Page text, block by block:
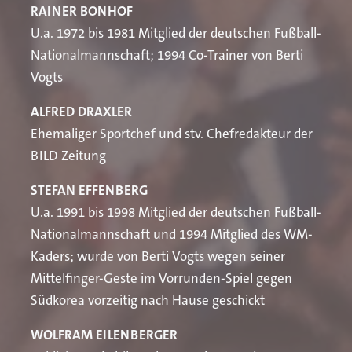
Brasse sowie Martin Kowalczyk (BR) und Jessica
Briegmann (WDR).
Menschenwürde zu bewahren, der ihm geblieben ist“,
RAINER BONHOF
U.a. 1972 bis 1981 Mitglied der deutschen Fußball-
Nationalmannschaft; 1994 Co-Trainer von Berti
Vogts
ALFRED DRAXLER
Ehemaliger Sportchef und stv. Chefredakteur der
BILD Zeitung
STEFAN EFFENBERG
U.a. 1991 bis 1998 Mitglied der deutschen Fußball-
Nationalmannschaft und 1994 Mitglied des WM-
Kaders; wurde von Berti Vogts wegen seiner
Mittelfinger-Geste im Vorrunden-Spiel gegen
Südkorea vorzeitig nach Hause geschickt
WOLFRAM EILENBERGER